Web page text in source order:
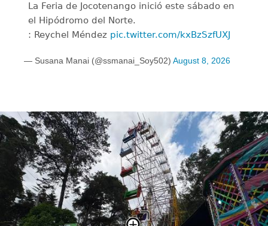
La Feria de Jocotenango inició este sábado en
el Hipódromo del Norte.
: Reychel Méndez pic.twitter.com/kxBzSzfUXJ
— Susana Manai (@ssmanai_Soy502) August 8, 2026